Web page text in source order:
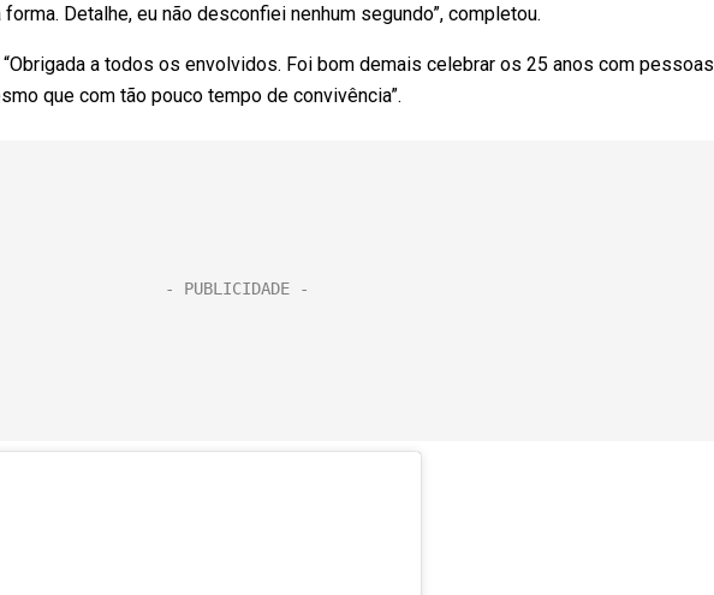
Detalhe, eu não desconfiei nenhum segundo”, completou.
a todos os envolvidos. Foi bom demais celebrar os 25 anos com pessoas
que com tão pouco tempo de convivência”.